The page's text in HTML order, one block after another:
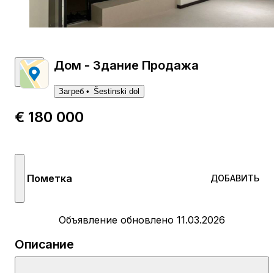
Дом - Здание Продажа
Загреб Šestinski dol
€ 180 000
Пометка ДОБАВИТЬ
Объявление обновлено 11.03.2026
Описание